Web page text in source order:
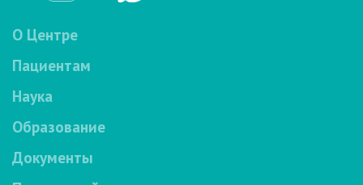
О Центре
Пациентам
Наука
Образование
Документы